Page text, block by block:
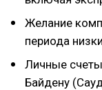
Желание
периода
Личные
Байдену